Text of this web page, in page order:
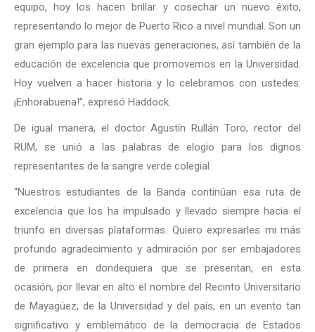
equipo, hoy los hacen brillar y cosechar un nuevo éxito,
representando lo mejor de Puerto Rico a nivel mundial. Son un
gran ejemplo para las nuevas generaciones, así también de la
educación de excelencia que promovemos en la Universidad.
Hoy vuelven a hacer historia y lo celebramos con ustedes.
¡Enhorabuena!”, expresó Haddock.
De igual manera, el doctor Agustín Rullán Toro, rector del
RUM, se unió a las palabras de elogio para los dignos
representantes de la sangre verde colegial.
“Nuestros estudiantes de la Banda continúan esa ruta de
excelencia que los ha impulsado y llevado siempre hacia el
triunfo en diversas plataformas. Quiero expresarles mi más
profundo agradecimiento y admiración por ser embajadores
de primera en dondequiera que se presentan, en esta
ocasión, por llevar en alto el nombre del Recinto Universitario
de Mayagüez, de la Universidad y del país, en un evento tan
significativo y emblemático de la democracia de Estados